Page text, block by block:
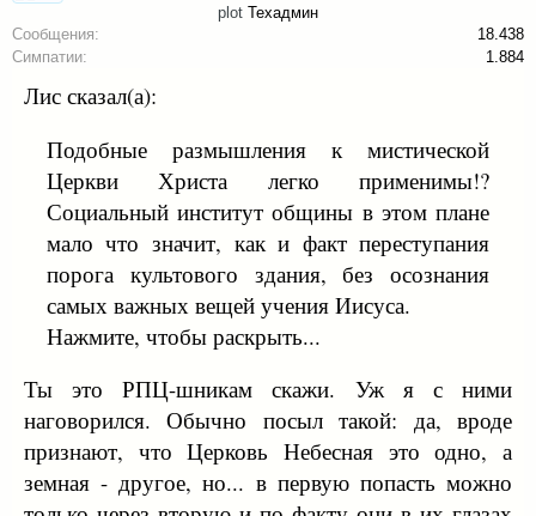
plot Техадмин
Сообщения:
18.438
Симпатии:
1.884
Лис сказал(а):
Подобные размышления к мистической
Церкви Христа легко применимы!?
Социальный институт общины в этом плане
мало что значит, как и факт переступания
порога культового здания, без осознания
самых важных вещей учения Иисуса.
Нажмите, чтобы раскрыть...
Ты это РПЦ-шникам скажи. Уж я с ними
наговорился. Обычно посыл такой: да, вроде
признают, что Церковь Небесная это одно, а
земная - другое, но... в первую попасть можно